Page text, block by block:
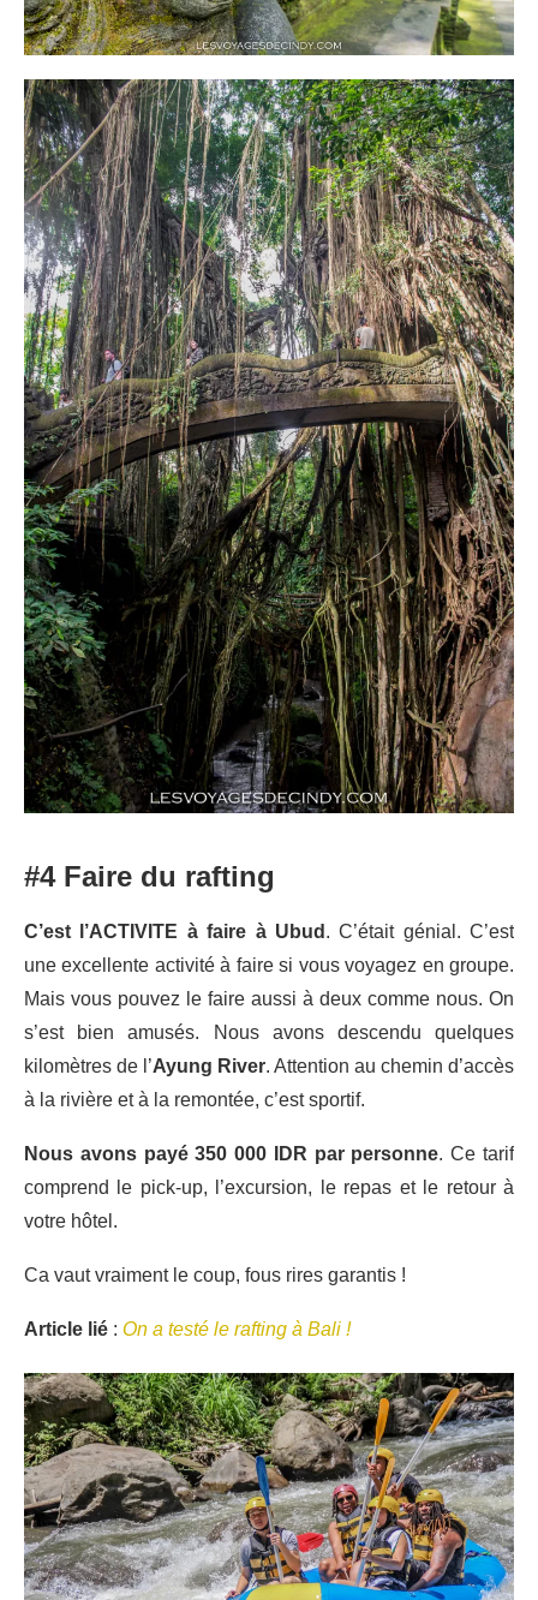
#4 Faire du rafting
C’est l’ACTIVITE à faire à Ubud . C’était génial. C’est
une excellente activité à faire si vous voyagez en groupe.
Mais vous pouvez le faire aussi à deux comme nous. On
s’est bien amusés. Nous avons descendu quelques
kilomètres de l’Ayung River. Attention au chemin d’accès
à la rivière et à la remontée, c’est sportif.
Nous avons payé 350 000 IDR par personne. Ce tarif
comprend le pick-up, l’excursion, le repas et le retour à
votre hôtel.
Ca vaut vraiment le coup, fous rires garantis !
Article lié : On a testé le rafting à Bali !